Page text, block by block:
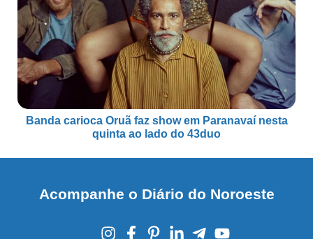
Banda carioca Oruã faz show em Paranavaí nesta
quinta ao lado do 43duo
Acompanhe o Diário do Noroeste